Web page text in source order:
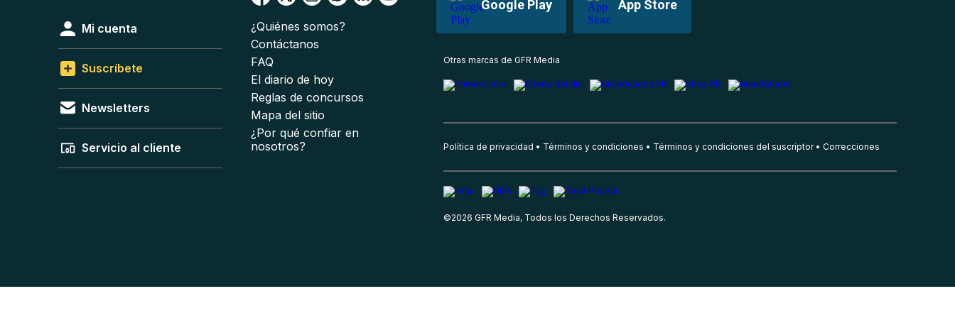
Google Play App Store
Mi cuenta
Suscríbete
Newsletters
Servicio al cliente
¿Quiénes somos?
Contáctanos
FAQ
El diario de hoy
Reglas de concursos
Mapa del sitio
¿Por qué confiar en
nosotros?
Otras marcas de GFR Media
Política de privacidad Términos y condiciones Términos y condiciones del suscriptor Correcciones
©2026 GFR Media, Todos los Derechos Reservados.